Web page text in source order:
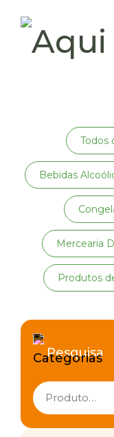
Todos
Bebidas
Mercearia
Produtos
Pesquisa
Pesquisar
produtos